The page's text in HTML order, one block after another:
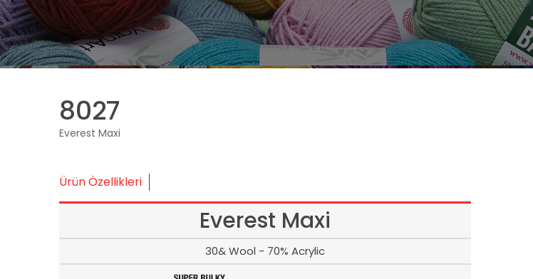
8027
Everest Maxi
Ürün Özellikleri
Everest Maxi
30& Wool - 70% Acrylic